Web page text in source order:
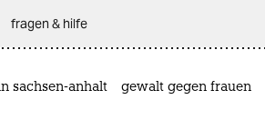
fragen & hilfe
sachsen-anhalt gewalt gegen frauen